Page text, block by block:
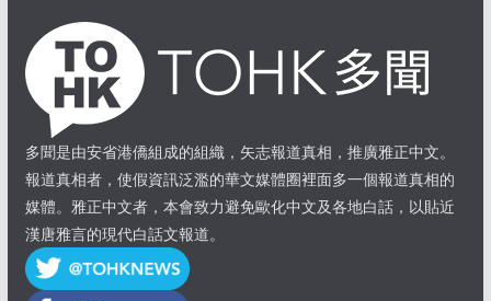
多聞是由安省港僑組成的組織，矢志報道真相，推廣雅正中文。
報道真相者，使假資訊泛濫的華文媒體圈裡面多一個報道真相的
媒體。雅正中文者，本會致力避免歐化中文及各地白話，以貼近
漢唐雅言的現代白話文報道。